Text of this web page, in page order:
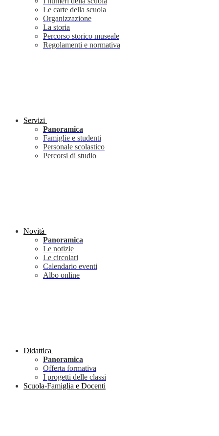
Le carte della scuola
Organizzazione
La storia
Percorso storico museale
Regolamenti e normativa
Servizi
Panoramica
Famiglie e studenti
Personale scolastico
Percorsi di studio
Novità
Panoramica
Le notizie
Le circolari
Calendario eventi
Albo online
Didattica
Panoramica
Offerta formativa
I progetti delle classi
Scuola-Famiglia e Docenti